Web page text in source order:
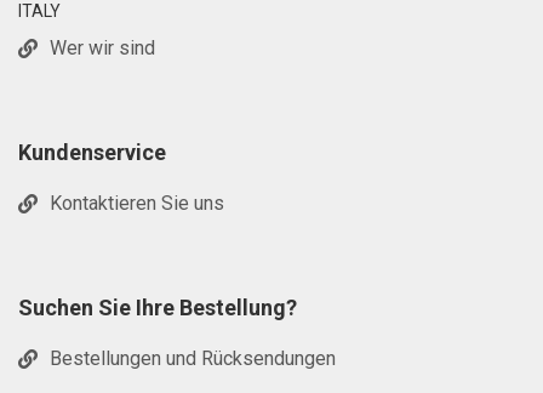
ITALY
Wer wir sind
Kundenservice
Kontaktieren Sie uns
Suchen Sie Ihre Bestellung?
Bestellungen und Rücksendungen